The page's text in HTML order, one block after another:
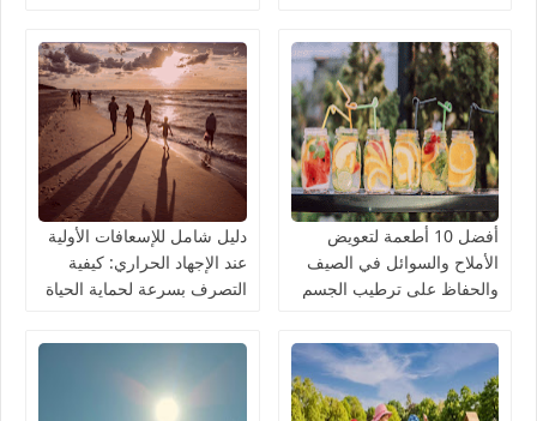
أفضل 10 أطعمة لتعويض
الأملاح والسوائل في الصيف
والحفاظ على ترطيب الجسم
دليل شامل للإسعافات الأولية
عند الإجهاد الحراري: كيفية
التصرف بسرعة لحماية الحياة